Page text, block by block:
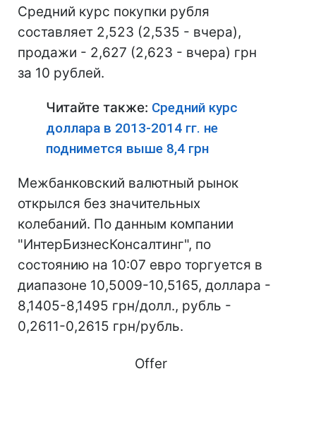
Средний курс покупки рубля
составляет 2,523 (2,535 - вчера),
продажи - 2,627 (2,623 - вчера) грн
за 10 рублей.
Читайте также: Средний курс
доллара в 2013-2014 гг. не
поднимется выше 8,4 грн
Межбанковский валютный рынок
открылся без значительных
колебаний. По данным компании
"ИнтерБизнесКонсалтинг", по
состоянию на 10:07 евро торгуется в
диапазоне 10,5009-10,5165, доллара -
8,1405-8,1495 грн/долл., рубль -
0,2611-0,2615 грн/рубль.
Offer